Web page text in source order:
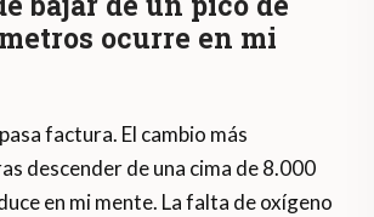
ocurre en mi
factura. El cambio más
descender de una cima de 8.000
en mi mente. La falta de oxígeno